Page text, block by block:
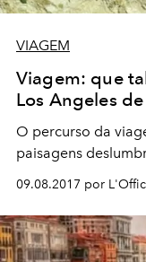
VIAGEM
Viagem: que
Los Angeles
O percurso da
paisagens
09.08.2017 por